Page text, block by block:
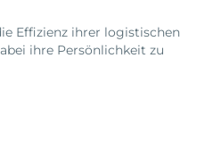
Effizienz ihrer logistischen
ihre Persönlichkeit zu